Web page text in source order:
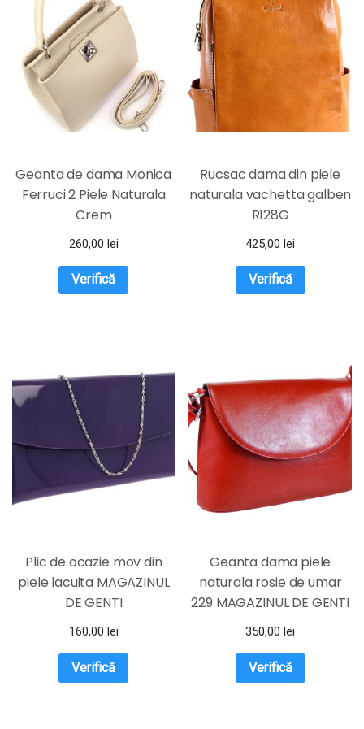
Geanta de dama Monica
Ferruci 2 Piele Naturala
Crem
260,00 lei
Verifică
Rucsac dama din piele
naturala vachetta galben
R128G
425,00lei
Verifică
Plic de ocazie mov din
piele lacuita MAGAZINUL
DE GENTI
160,00 lei
Verifică
Geanta dama piele
naturala rosie de umar
229 MAGAZINUL DE GENTI
350,00lei
Verifică